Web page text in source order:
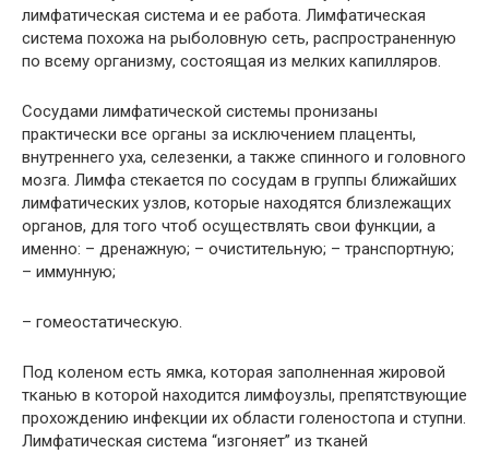
лимфатическая система и ее работа. Лимфатическая
система похожа на рыболовную сеть, распространенную
по всему организму, состоящая из мелких капилляров.
Сосудами лимфатической системы пронизаны
практически все органы за исключением плаценты,
внутреннего уха, селезенки, а также спинного и головного
мозга. Лимфа стекается по сосудам в группы ближайших
лимфатических узлов, которые находятся близлежащих
органов, для того чтоб осуществлять свои функции, а
именно: – дренажную; – очистительную; – транспортную;
– иммунную;
– гомеостатическую.
Под коленом есть ямка, которая заполненная жировой
тканью в которой находится лимфоузлы, препятствующие
прохождению инфекции их области голеностопа и ступни.
Лимфатическая система “изгоняет” из тканей